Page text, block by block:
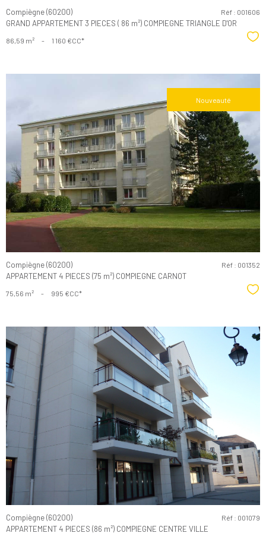
Compiègne (60200)
GRAND APPARTEMENT 3 PIECES ( 86 m²) COMPIEGNE TRIANGLE D'OR
Réf : 001606
86,59 m² - 1 160 €CC*
Nouveauté
Voir le
bien
Compiègne (60200)
APPARTEMENT 4 PIECES (75 m²) COMPIEGNE CARNOT
Réf : 001352
75,56 m² - 995 €CC*
Voir le
bien
Compiègne (60200)
APPARTEMENT 4 PIECES (86 m²) COMPIEGNE CENTRE VILLE
Réf : 001079